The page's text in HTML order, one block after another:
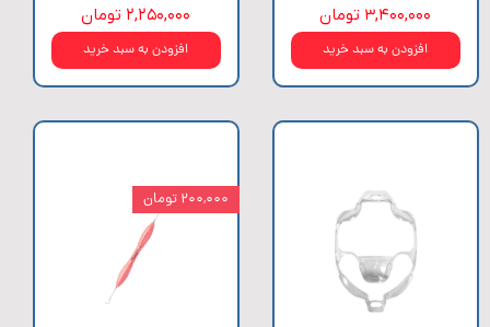
۳,۴۰۰,۰۰۰ تومان
افزودن به سبد خرید
۲,۲۵۰,۰۰۰ تومان
افزودن به سبد خرید
۲۰۰,۰۰۰ تومان